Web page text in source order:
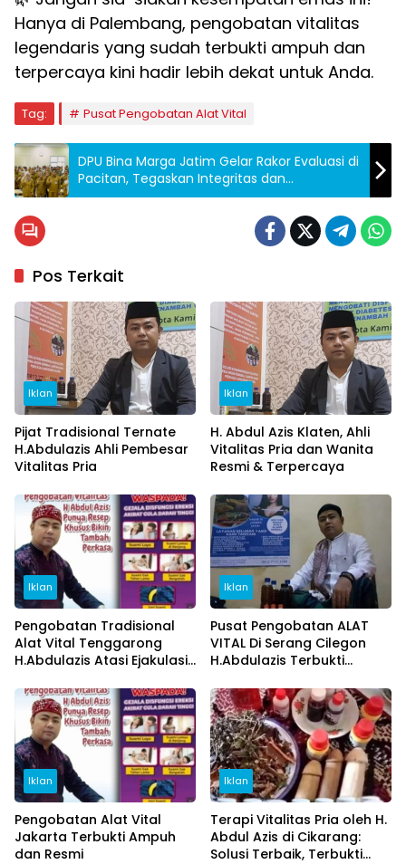
Hanya di Palembang, pengobatan vitalitas
legendaris yang sudah terbukti ampuh dan
terpercaya kini hadir lebih dekat untuk Anda.
Tag: Pusat Pengobatan Alat Vital
DPU Bina Marga Jatim Gelar Rakor Evaluasi di
Pacitan, Tegaskan Integritas dan
Percepatan Program
Pos Terkait
Iklan
Pijat Tradisional Ternate
H.Abdulazis Ahli Pembesar
Vitalitas Pria
Iklan
H. Abdul Azis Klaten, Ahli
Vitalitas Pria dan Wanita
Resmi & Terpercaya
Iklan
Pengobatan Tradisional
Alat Vital Tenggarong
H.Abdulazis Atasi Ejakulasi
Iklan
Pusat Pengobatan ALAT
VITAL Di Serang Cilegon
H.Abdulazis Terbukti
Iklan
Pengobatan Alat Vital
Jakarta Terbukti Ampuh
dan Resmi
Iklan
Terapi Vitalitas Pria oleh H.
Abdul Azis di Cikarang:
Solusi Terbaik, Terbukti